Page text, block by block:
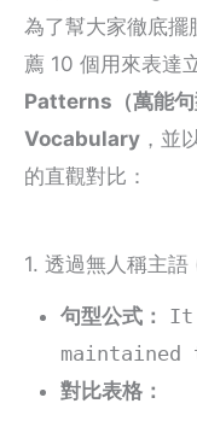
為了幫大家徹底擺
薦 10 個用來表達
Patterns（萬能句
Vocabulary ，並
的直觀對比：
1. 透過無人稱主
句型公式：
It
對比表格：